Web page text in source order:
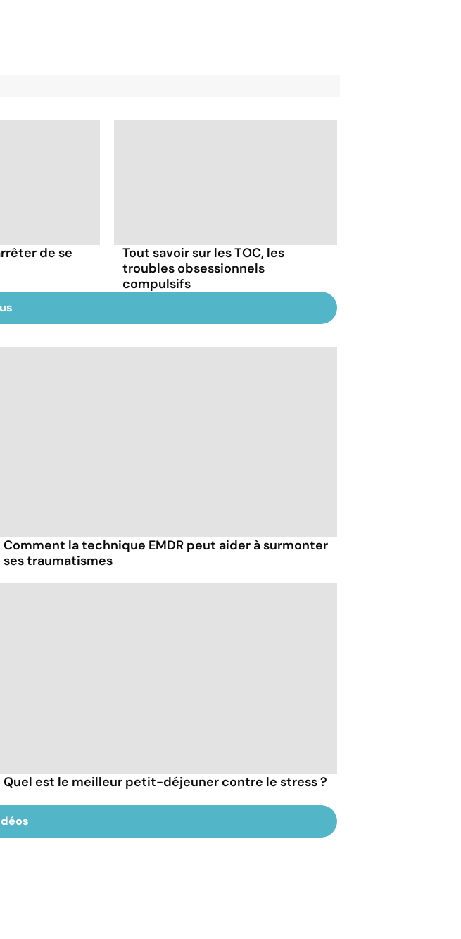
de se
Tout savoir sur les TOC, les
troubles obsessionnels
compulsifs
Comment la technique EMDR peut aider à surmonter
ses traumatismes
Quel est le meilleur petit-déjeuner contre le stress ?